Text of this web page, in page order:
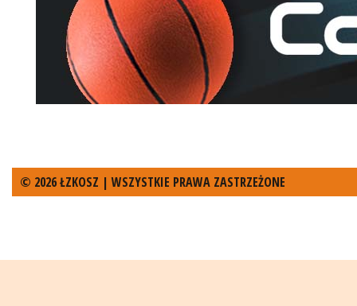
© 2026 ŁZKOSZ | WSZYSTKIE PRAWA ZASTRZEŻONE